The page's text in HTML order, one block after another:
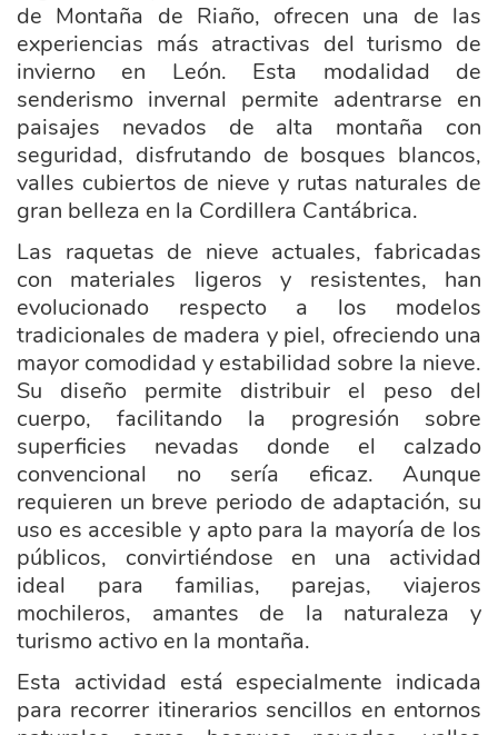
de Montaña de Riaño, ofrecen una de las
experiencias más atractivas del turismo de
invierno en León. Esta modalidad de
senderismo invernal permite adentrarse en
paisajes nevados de alta montaña con
seguridad, disfrutando de bosques blancos,
valles cubiertos de nieve y rutas naturales de
gran belleza en la Cordillera Cantábrica.
Las raquetas de nieve actuales, fabricadas
con materiales ligeros y resistentes, han
evolucionado respecto a los modelos
tradicionales de madera y piel, ofreciendo una
mayor comodidad y estabilidad sobre la nieve.
Su diseño permite distribuir el peso del
cuerpo, facilitando la progresión sobre
superficies nevadas donde el calzado
convencional no sería eficaz. Aunque
requieren un breve periodo de adaptación, su
uso es accesible y apto para la mayoría de los
públicos, convirtiéndose en una actividad
ideal para familias, parejas, viajeros
mochileros, amantes de la naturaleza y
turismo activo en la montaña.
Esta actividad está especialmente indicada
para recorrer itinerarios sencillos en entornos